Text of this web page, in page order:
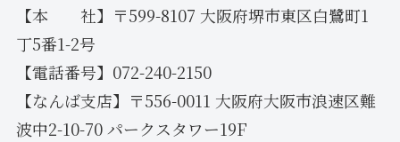
【本 社】〒599-8107 大阪府堺市東区白鷺町1
丁5番1-2号
【電話番号】072-240-2150
【なんば支店】〒556-0011 大阪府大阪市浪速区難
波中2-10-70 パークスタワー19F